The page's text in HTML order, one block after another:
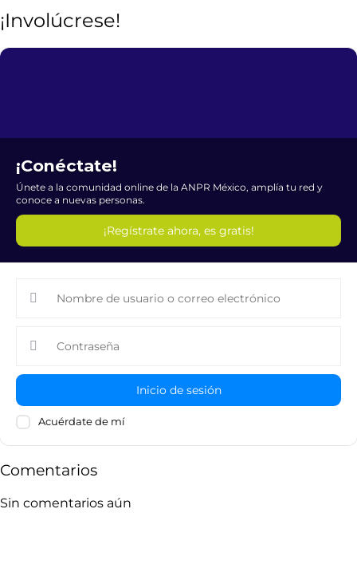
¡Involúcrese!
¡Conéctate!
Únete a la comunidad online de la ANPR México, amplía tu red y
conoce a nuevas personas.
¡Regístrate ahora, es gratis!
Inicio de sesión
Acuérdate de mí
Comentarios
Sin comentarios aún